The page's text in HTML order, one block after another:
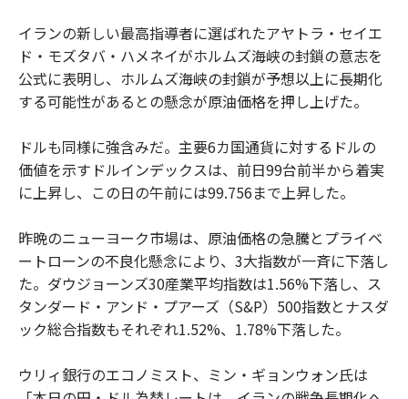
イランの新しい最高指導者に選ばれたアヤトラ・セイエ
ド・モズタバ・ハメネイがホルムズ海峡の封鎖の意志を
公式に表明し、ホルムズ海峡の封鎖が予想以上に長期化
する可能性があるとの懸念が原油価格を押し上げた。
ドルも同様に強含みだ。主要6カ国通貨に対するドルの
価値を示すドルインデックスは、前日99台前半から着実
に上昇し、この日の午前には99.756まで上昇した。
昨晩のニューヨーク市場は、原油価格の急騰とプライベ
ートローンの不良化懸念により、3大指数が一斉に下落し
た。ダウジョーンズ30産業平均指数は1.56%下落し、ス
タンダード・アンド・プアーズ（S&P）500指数とナスダ
ック総合指数もそれぞれ1.52%、1.78%下落した。
ウリィ銀行のエコノミスト、ミン・ギョンウォン氏は